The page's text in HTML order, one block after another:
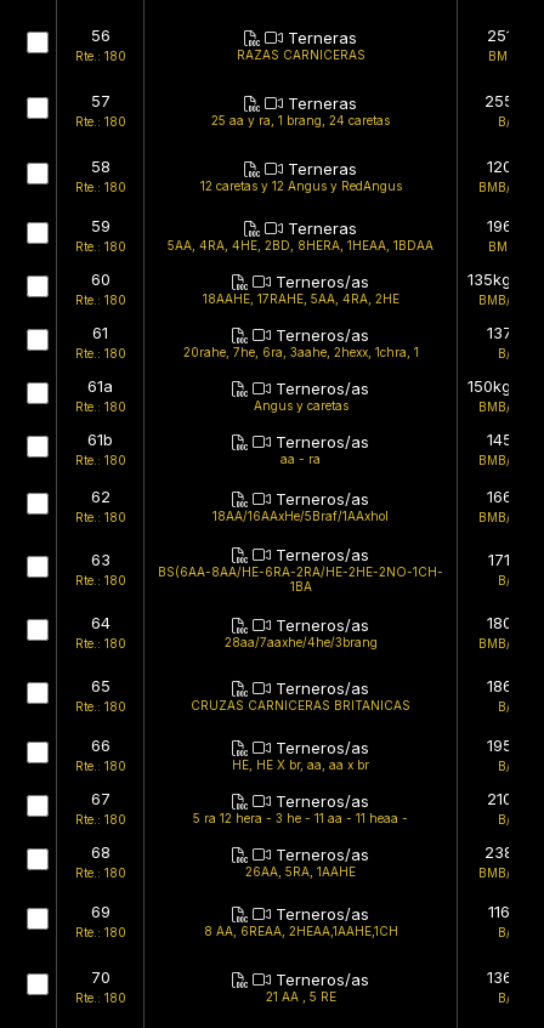
56
Rte.: 180
Terneras
RAZAS CARNICERAS
251kg
BMB/B
57
Rte.: 180
Terneras
25 aa y ra, 1 brang, 24 caretas
255kg
B/B
58
Rte.: 180
Terneras
12 caretas y 12 Angus y RedAngus
120kg
BMB/BMB
59
Rte.: 180
Terneras
5AA, 4RA, 4HE, 2BD, 8HERA, 1HEAA, 1BDAA
196kg
BMB/B
60
Rte.: 180
Terneros/as
18AAHE, 17RAHE, 5AA, 4RA, 2HE
135kg
BMB/BMB
61
Rte.: 180
Terneros/as
20rahe, 7he, 6ra, 3aahe, 2hexx, 1chra, 1
137kg
B/B
61a
Rte.: 180
Terneros/as
Angus y caretas
150kg
BMB/BMB
61b
Rte.: 180
Terneros/as
aa - ra
145kg
BMB/BMB
62
Rte.: 180
Terneros/as
18AA/16AAxHe/5Braf/1AAxhol
166kg
BMB/BMB
63
Rte.: 180
Terneros/as
BS(6AA-8AA/HE-6RA-2RA/HE-2HE-2NO-1CH-
1BA
171kg
B/B
64
Rte.: 180
Terneros/as
28aa/7aaxhe/4he/3brang
180kg
BMB/BMB
65
Rte.: 180
Terneros/as
CRUZAS CARNICERAS BRITANICAS
186kg
B/B
66
Rte.: 180
Terneros/as
HE, HE X br, aa, aa x br
195kg
B/B
67
Rte.: 180
Terneros/as
5 ra 12 hera - 3 he - 11 aa - 11 heaa -
210kg
B/B
68
Rte.: 180
Terneros/as
26AA, 5RA, 1AAHE
238kg
BMB/BMB
69
Rte.: 180
Terneros/as
8 AA, 6REAA, 2HEAA,1AAHE,1CH
116kg
B/B
70
Rte.: 180
Terneros/as
21 AA , 5 RE
136kg
B/B